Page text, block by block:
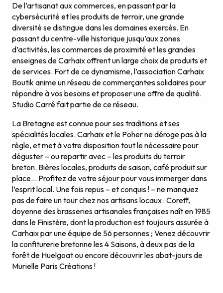
De l’artisanat aux commerces, en passant par la
cybersécurité et les produits de terroir, une grande
diversité se distingue dans les domaines exercés. En
passant du centre-ville historique jusqu’aux zones
d’activités, les commerces de proximité et les grandes
enseignes de Carhaix offrent un large choix de produits et
de services. Fort de ce dynamisme, l’association Carhaix
Boutik anime un réseau de commerçant·e·s solidaires pour
répondre à vos besoins et proposer une offre de qualité.
Studio Carré fait partie de ce réseau.
La Bretagne est connue pour ses traditions et ses
spécialités locales. Carhaix et le Poher ne déroge pas à la
règle, et met à votre disposition tout le nécessaire pour
déguster – ou repartir avec – les produits du terroir
breton. Bières locales, produits de saison, café produit sur
place… Profitez de votre séjour pour vous immerger dans
l’esprit local. Une fois repus – et conquis ! – ne manquez
pas de faire un tour chez nos artisans locaux : Coreff,
doyenne des brasseries artisanales françaises naît en 1985
dans le Finistère, dont la production est toujours assurée à
Carhaix par une équipe de 56 personnes ; Venez découvrir
la confiturerie bretonne les 4 Saisons, à deux pas de la
forêt de Huelgoat ou encore découvrir les abat-jours de
Murielle Paris Créations !